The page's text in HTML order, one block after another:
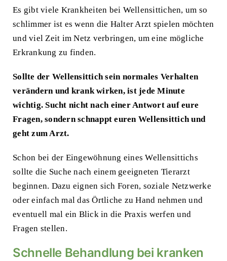
Es gibt viele Krankheiten bei Wellensittichen, um so
schlimmer ist es wenn die Halter Arzt spielen möchten
und viel Zeit im Netz verbringen, um eine mögliche
Erkrankung zu finden.
Sollte der Wellensittich sein normales Verhalten
verändern und krank wirken, ist jede Minute
wichtig. Sucht nicht nach einer Antwort auf eure
Fragen, sondern schnappt euren Wellensittich und
geht zum Arzt.
Schon bei der Eingewöhnung eines Wellensittichs
sollte die Suche nach einem geeigneten Tierarzt
beginnen. Dazu eignen sich Foren, soziale Netzwerke
oder einfach mal dasÖrtliche zu Hand nehmen und
eventuell mal ein Blick in die Praxis werfen und
Fragen stellen.
Schnelle Behandlung bei kranken